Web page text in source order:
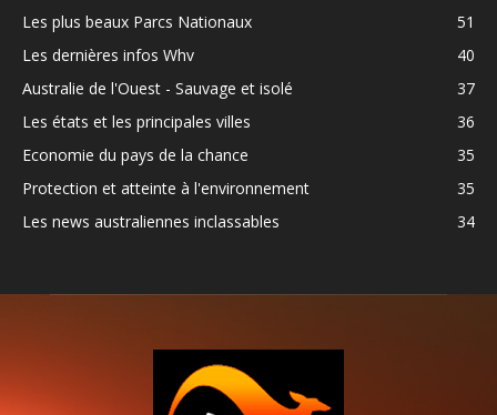
Les plus beaux Parcs Nationaux
51
Les dernières infos Whv
40
Australie de l'Ouest - Sauvage et isolé
37
Les états et les principales villes
36
Economie du pays de la chance
35
Protection et atteinte à l'environnement
35
Les news australiennes inclassables
34